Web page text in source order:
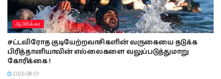
ஆபிாிக்கா
சட்டவிரோத குடியேற்றவாசிகளின் வருகையை தடுக்க
பிரித்தானியாவின் எல்லைகளை வலுப்படுத்துமாறு
கோரிக்கை !
2026-08-01